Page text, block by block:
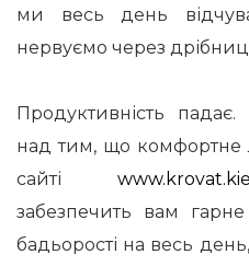
ми весь день
нервуємо через
Продуктивність падає.
над тим, що комфортне
сайті
забезпечить вам гарне
бадьорості на весь